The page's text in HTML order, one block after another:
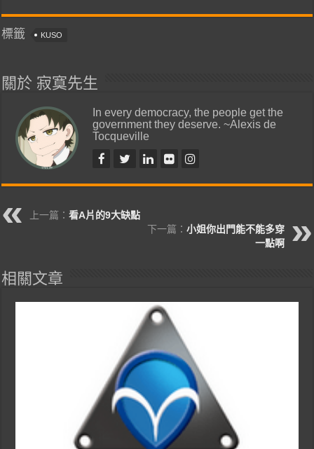
標籤 KUSO
關於 寂寞先生
In every democracy, the people get the
government they deserve. ~Alexis de
Tocqueville
上一篇：看A片的9大缺點
下一篇： 小姐你出門能不能多穿
一點啊
相關文章